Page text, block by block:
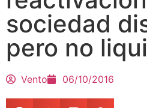
sociedad
pero no
Vento 06/10/2016